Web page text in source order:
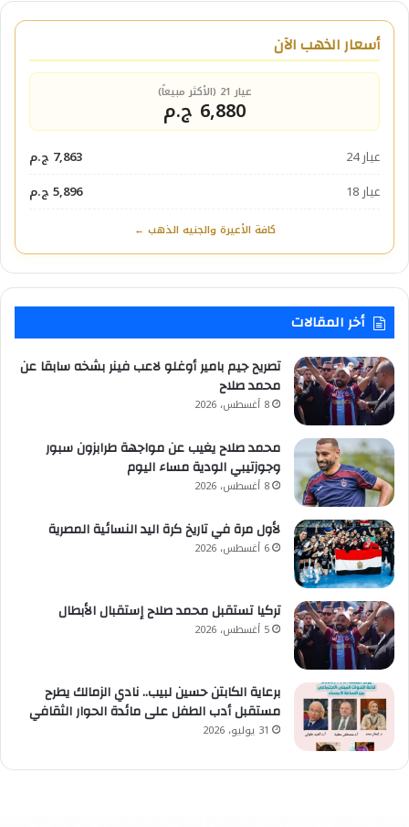
أسعار الذهب الآن
عيار 21 (الأكثر مبيعاً)
6,880 ج.م
عيار 24
7,863 ج.م
عيار 18
5,896 ج.م
كافة الأعيرة والجنيه الذهب ←
أخر المقالات
تصريح جيم بامير أوغلو لاعب فينر بشخه سابقا عن
محمد صلاح
8 أغسطس، 2026
محمد صلاح يغيب عن مواجهة طرابزون سبور
وجوزتيبي الودية مساء اليوم
8 أغسطس، 2026
لأول مرة في تاريخ كرة اليد النسائية المصرية
6 أغسطس، 2026
تركيا تستقبل محمد صلاح إستقبال الأبطال
5 أغسطس، 2026
برعاية الكابتن حسين لبيب.. نادي الزمالك يطرح
مستقبل أدب الطفل على مائدة الحوار الثقافي
31 يوليو، 2026